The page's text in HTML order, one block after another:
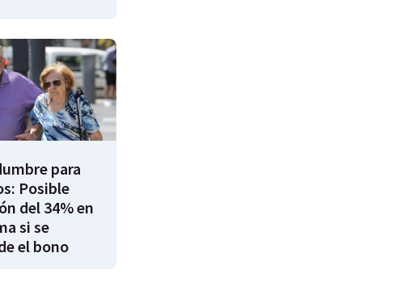
para
Posible
del 34% en
si se
el bono